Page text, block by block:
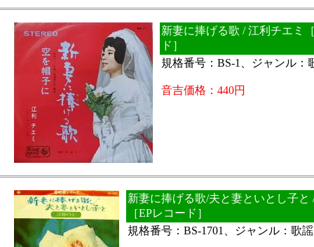
新妻に捧げる歌 / 江利チエミ
ド］
規格番号：BS-1、ジャンル：
音吉価格：440円
新妻に捧げる歌/夫と妻といとし子と
［EPレコード］
規格番号：BS-1701、ジャンル：歌